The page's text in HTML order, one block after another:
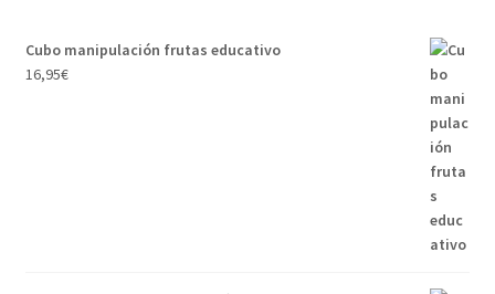
Cubo manipulación frutas educativo
16,95€